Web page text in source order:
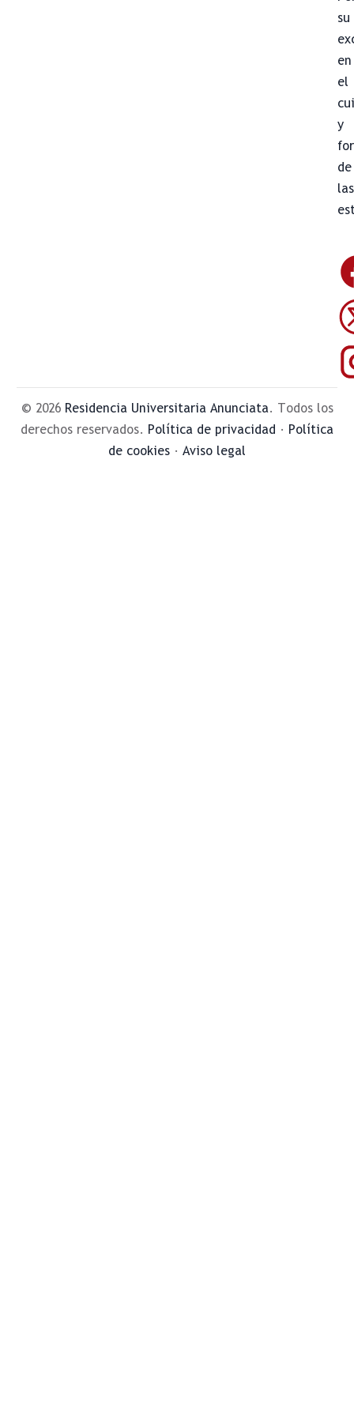
su
en
el
y
de
las
© 2026 Residencia Universitaria Anunciata. Todos los
derechos reservados. Política de privacidad · Política
de cookies · Aviso legal